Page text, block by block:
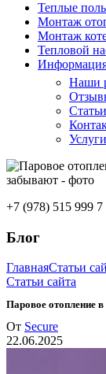
Теплые
Монтаж
Монтаж
Тепловой
Наши
+7 (978) 515 999 7
Блог
ГлавнаяСтатьи
Статьи сайта
Паровое отопление
От Secure
22.06.2025